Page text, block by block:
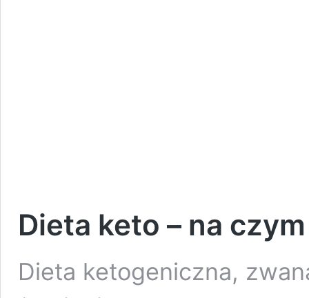
Dieta keto – na
Dieta ketogeniczna,